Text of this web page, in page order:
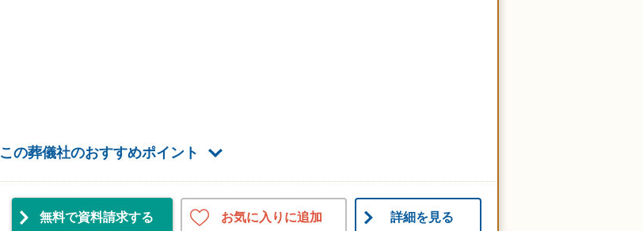
この葬儀社のおすすめポイント
無料で資料請求する お気に入りに追加 詳細を見る